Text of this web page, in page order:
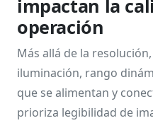
impactan la
operación
Más allá de la
iluminación, rango
que se alimentan y
prioriza legibilidad de